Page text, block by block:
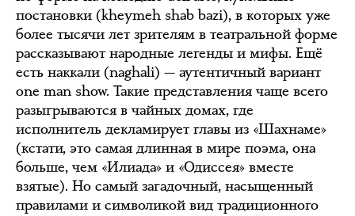
постановки (kheymeh shab bazi), в которых уже
более тысячи лет зрителям в театральной форме
рассказывают народные легенды и мифы. Ещё
есть наккали (naghali) — аутентичный вариант
one man show. Такие представления чаще всего
разыгрываются в чайных домах, где
исполнитель декламирует главы из «Шахнаме»
(кстати, это самая длинная в мире поэма, она
больше, чем «Илиада» и «Одиссея» вместе
взятые). Но самый загадочный, насыщенный
правилами и символикой вид традиционного